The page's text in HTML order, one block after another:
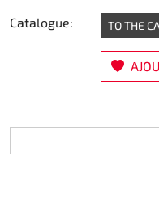
Catalogue: TO THE
Direction